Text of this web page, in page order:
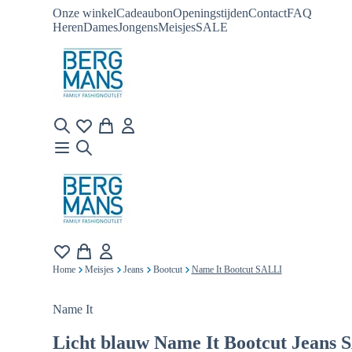
Onze winkelCadeaubonOpeningstijdenContactFAQ
HerenDamesJongensMeisjesSALE
Home Meisjes Jeans Bootcut Name It Bootcut SALLI
Name It
Licht blauw Name It Bootcut Jeans